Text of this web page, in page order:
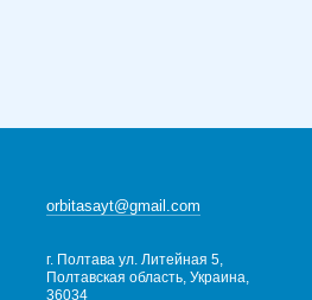
orbitasayt@gmail.com
г. Полтава ул. Литейная 5,
Полтавская область, Украина,
36034